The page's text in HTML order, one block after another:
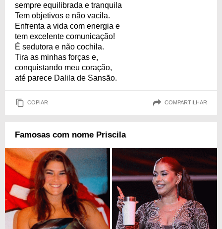
sempre equilibrada e tranquila
Tem objetivos e não vacila.
Enfrenta a vida com energia e
tem excelente comunicação!
É sedutora e não cochila.
Tira as minhas forças e,
conquistando meu coração,
até parece Dalila de Sansão.
COPIAR COMPARTILHAR
Famosas com nome Priscila